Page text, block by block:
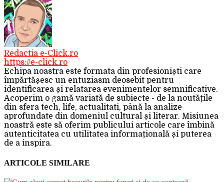
Redactia e-Click.ro
https://e-click.ro
Echipa noastra este formata din profesioniști care
împărtășesc un entuziasm deosebit pentru
identificarea și relatarea evenimentelor semnificative.
Acoperim o gamă variată de subiecte - de la noutățile
din sfera tech, life, actualitati, până la analize
aprofundate din domeniul cultural și literar. Misiunea
noastră este să oferim publicului articole care îmbină
autenticitatea cu utilitatea informațională și puterea
de a inspira.
ARTICOLE SIMILARE